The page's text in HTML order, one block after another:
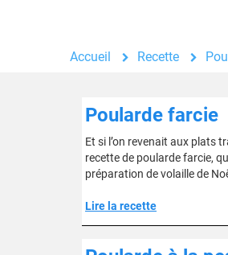
Accueil Recette
Poularde farcie
Et si l’on revenait aux plats
recette de poularde farcie,
préparation de volaille de
Lire la recette